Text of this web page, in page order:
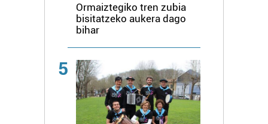
Ormaiztegiko tren zubia
bisitatzeko aukera dago
bihar
5